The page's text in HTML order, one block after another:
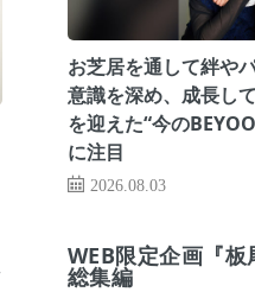
お芝居を通して絆や
意識を深め、成長し
を迎えた“今の
に注目
2026.08.03
WEB限定企画『
総集編